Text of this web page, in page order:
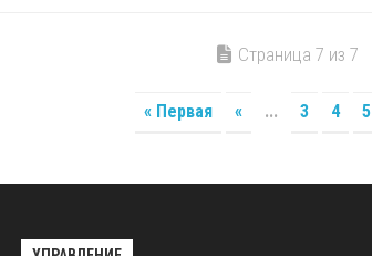
Страница 7 из 7
« Первая « ... 3 4 5